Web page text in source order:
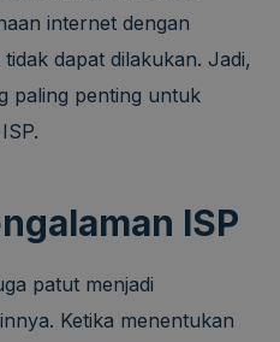
internet dengan
dapat dilakukan. Jadi,
paling penting untuk
ISP
patut menjadi
Ketika menentukan